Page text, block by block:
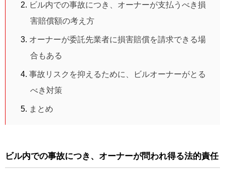
ビル内での事故につき、オーナーが支払うべき損
害賠償額の考え方
オーナーが委託先業者に損害賠償を請求できる場
合もある
事故リスクを抑えるために、ビルオーナーがとる
べき対策
まとめ
ビル内での事故につき、オーナーが問われ得る法的責任